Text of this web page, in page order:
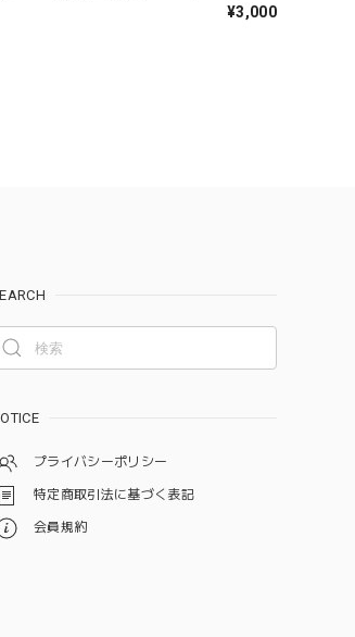
¥3,000
プライバシーポリシー
特定商取引法に基づく表記
会員規約